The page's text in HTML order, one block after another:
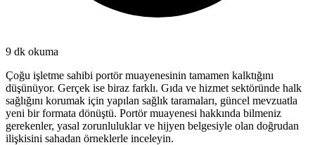
9 dk okuma
Çoğu işletme sahibi portör muayenesinin tamamen kalktığını
düşünüyor. Gerçek ise biraz farklı. Gıda ve hizmet sektöründe halk
sağlığını korumak için yapılan sağlık taramaları, güncel mevzuatla
yeni bir formata dönüştü. Portör muayenesi hakkında bilmeniz
gerekenler, yasal zorunluluklar ve hijyen belgesiyle olan doğrudan
ilişkisini sahadan örneklerle inceleyin.